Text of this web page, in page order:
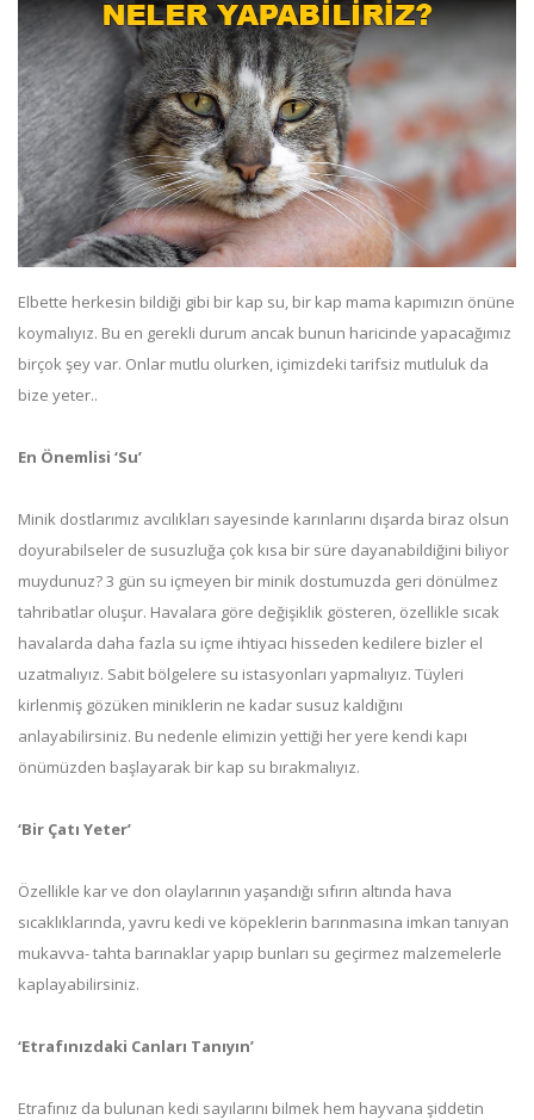
Elbette herkesin bildiği gibi bir kap su, bir kap mama kapımızın önüne
koymalıyız. Bu en gerekli durum ancak bunun haricinde yapacağımız
birçok şey var. Onlar mutlu olurken, içimizdeki tarifsiz mutluluk da
bize yeter..
En Önemlisi ‘Su’
Minik dostlarımız avcılıkları sayesinde karınlarını dışarda biraz olsun
doyurabilseler de susuzluğa çok kısa bir süre dayanabildiğini biliyor
muydunuz? 3 gün su içmeyen bir minik dostumuzda geri dönülmez
tahribatlar oluşur. Havalara göre değişiklik gösteren, özellikle sıcak
havalarda daha fazla su içme ihtiyacı hisseden kedilere bizler el
uzatmalıyız. Sabit bölgelere su istasyonları yapmalıyız. Tüyleri
kirlenmiş gözüken miniklerin ne kadar susuz kaldığını
anlayabilirsiniz. Bu nedenle elimizin yettiği her yere kendi kapı
önümüzden başlayarak bir kap su bırakmalıyız.
‘Bir Çatı Yeter’
Özellikle kar ve don olaylarının yaşandığı sıfırın altında hava
sıcaklıklarında, yavru kedi ve köpeklerin barınmasına imkan tanıyan
mukavva- tahta barınaklar yapıp bunları su geçirmez malzemelerle
kaplayabilirsiniz.
‘Etrafınızdaki Canları Tanıyın’
Etrafınız da bulunan kedi sayılarını bilmek hem hayvana şiddetin